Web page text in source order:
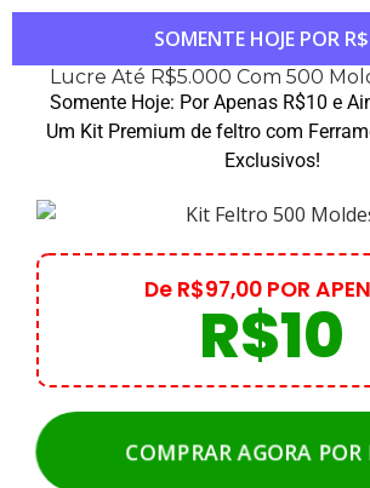
SOMENTE HOJE POR
Lucre Até R$5.000 Com 500
Somente Hoje: Por Apenas R$10 e
Um Kit Premium de feltro com
Exclusivos!
De R$97,00 POR
R$10
COMPRAR AGORA POR